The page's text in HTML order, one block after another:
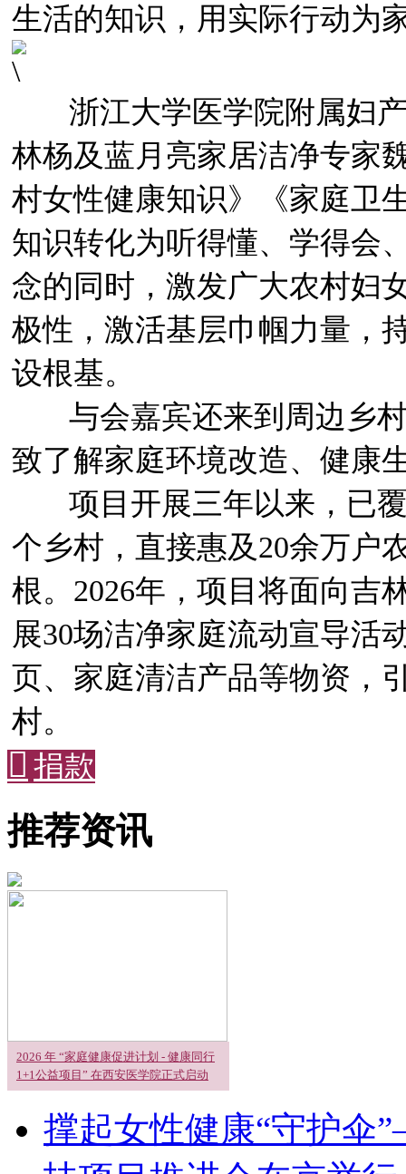
生活的知识，用实际行动为
浙江大学医学院附属妇产
林杨及蓝月亮家居洁净专家
村女性健康知识》《家庭卫
知识转化为听得懂、学得会
念的同时，激发广大农村妇
极性，激活基层巾帼力量，
设根基。
与会嘉宾还来到周边乡
致了解家庭环境改造、健康
项目开展三年以来，已
个乡村，直接惠及20余万户
根。2026年，项目将面向吉
展30场洁净家庭流动宣导活
页、家庭清洁产品等物资，
村。
 捐款
推荐资讯
2026 年 “家庭健康促进计划 - 健康同行
1+1公益项目” 在西安医学院正式启动
撑起女性健康“守护伞